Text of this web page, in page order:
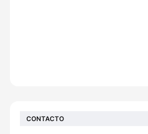
CONTACTO